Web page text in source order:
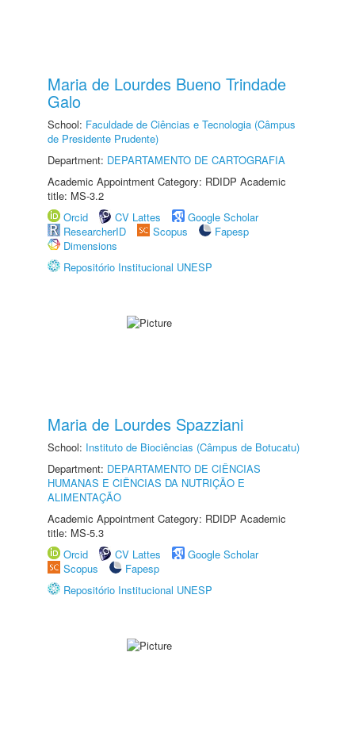
Maria de Lourdes Bueno Trindade
Galo
School: Faculdade de Ciências e Tecnologia (Câmpus
de Presidente Prudente)
Department: DEPARTAMENTO DE CARTOGRAFIA
Academic Appointment Category: RDIDP Academic
title: MS-3.2
Orcid
CV Lattes
Google Scholar
ResearcherID
Scopus
Fapesp
Dimensions
Repositório Institucional UNESP
Maria de Lourdes Spazziani
School: Instituto de Biociências (Câmpus de Botucatu)
Department: DEPARTAMENTO DE CIÊNCIAS
HUMANAS E CIÊNCIAS DA NUTRIÇÃO E
ALIMENTAÇÃO
Academic Appointment Category: RDIDP Academic
title: MS-5.3
Orcid
CV Lattes
Google Scholar
Scopus
Fapesp
Repositório Institucional UNESP